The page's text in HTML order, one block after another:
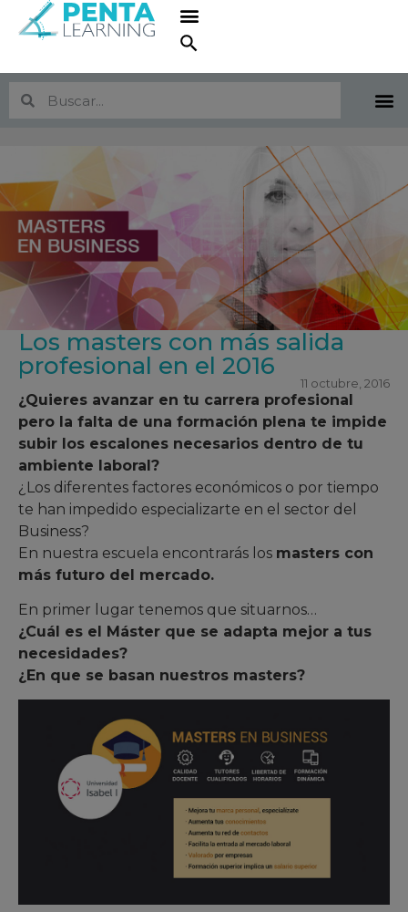
Los masters con más salida
profesional en el 2016
11 octubre, 2016
¿Quieres avanzar en tu carrera profesional
pero la falta de una formación plena te impide
subir los escalones necesarios dentro de tu
ambiente laboral?
¿Los diferentes factores económicos o por tiempo
te han impedido especializarte en el sector del
Business?
En nuestra escuela encontrarás los masters con
más futuro del mercado.
En primer lugar tenemos que situarnos…
¿Cuál es el Máster que se adapta mejor a tus
necesidades?
¿En que se basan nuestros masters?